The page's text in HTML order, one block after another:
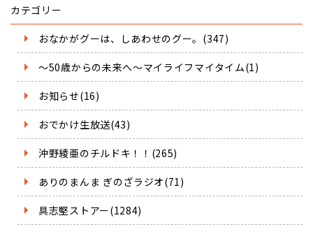
カテゴリー
おなかがグーは、しあわせのグー。(347)
～50歳からの未来へ～マイライフマイタイム(1)
お知らせ(16)
おでかけ生放送(43)
沖野綾亜のチルドキ！！(265)
ありのまんま ぎのざラジオ(71)
具志堅ストアー(1284)